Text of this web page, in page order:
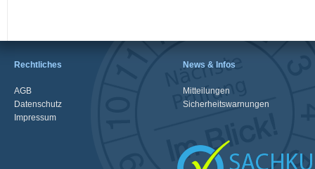
Rechtliches
AGB
Datenschutz
Impressum
News & Infos
Mitteilungen
Sicherheitswarnungen